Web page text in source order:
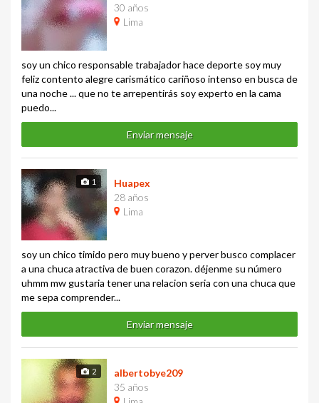
30 años
Lima
soy un chico responsable trabajador hace deporte soy muy
feliz contento alegre carismático cariñoso intenso en busca de
una noche ... que no te arrepentirás soy experto en la cama
puedo...
Enviar mensaje
1
Huapex
28 años
Lima
soy un chico timido pero muy bueno y perver busco complacer
a una chuca atractiva de buen corazon. déjenme su número
uhmm mw gustaria tener una relacion seria con una chuca que
me sepa comprender...
Enviar mensaje
2
albertobye209
35 años